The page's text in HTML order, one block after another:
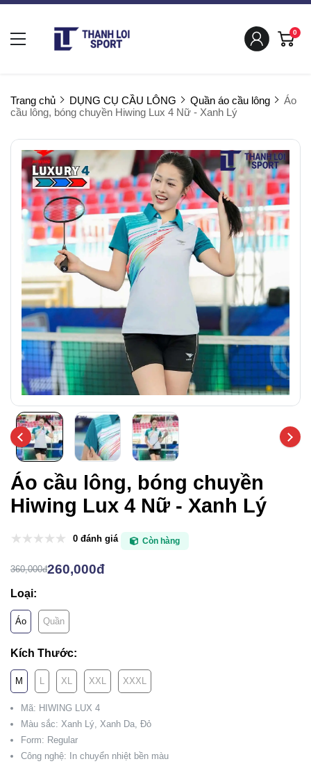
0
Trang chủ DỤNG CỤ CẦU LÔNG Quần áo cầu lông
Áo
cầu lông, bóng chuyền Hiwing Lux 4 Nữ - Xanh Lý
Áo cầu lông, bóng chuyền
Hiwing Lux 4 Nữ - Xanh Lý
0 đánh giá Còn hàng
360,000đ260,000đ
Loại:
Áo Quần
Kích Thước:
M L XL XXL XXXL
Mã: HIWING LUX 4
Màu sắc: Xanh Lý, Xanh Da, Đỏ
Form: Regular
Công nghệ: In chuyển nhiệt bền màu